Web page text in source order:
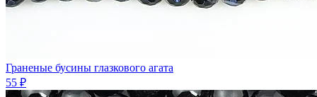
Граненые бусины глазкового агата
55 ₽